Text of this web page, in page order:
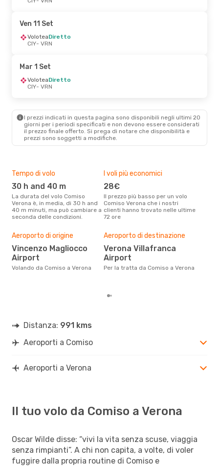
Wizz Air Malta
VRN- CIY
VoloteaDiretto
CIY - VRN
Wizz Air MaltaDiretto
VRN
- CIY
Ven 9 Ott- Dom 11 Ott
Volotea Diretto
CIY - VRN
Volotea Diretto
VRN- CIY
Ven 11 Set
VoloteaDiretto
CIY- VRN
Mar 1 Set
VoloteaDiretto
CIY- VRN
I prezzi indicati in questa pagina sono disponibili negli ultimi 20
giorni per i periodi specificati e non devono essere considerati
il ​​prezzo finale offerto. Si prega di notare che disponibilità e
prezzi sono soggetti a modifiche.
Tempo di volo
30 h and 40 m
La durata del volo Comiso
Verona è, in media, di 30 h and
40 m minuti, ma può cambiare a
seconda delle condizioni.
I voli più economici
28€
Il prezzo più basso per un volo
Comiso Verona che i nostri
clienti hanno trovato nelle ultime
72 ore
Aeroporto di origine
Vincenzo Magliocco
Airport
Volando da Comiso a Verona
Aeroporto di destinazione
Verona Villafranca
Airport
Per la tratta da Comiso a Verona
Distanza: 991 kms
Aeroporti a Comiso
Aeroporti a Verona
Il tuo volo da Comiso a Verona
Oscar Wilde disse: “vivi la vita senza scuse, viaggia
senza rimpianti”. A chi non capita, a volte, di voler
fuggire dalla propria routine di Comiso e